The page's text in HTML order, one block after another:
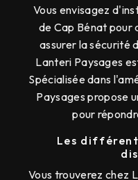
Vous envisagez
de Cap Bénat
assurer la sécurité
Lanteri Paysages
Spécialisée dans
Paysages propose
pour
Les
Vous trouverez chez